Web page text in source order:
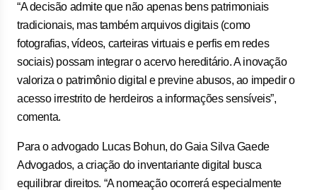
“A decisão admite que não apenas bens patrimoniais
tradicionais, mas também arquivos digitais (como
fotografias, vídeos, carteiras virtuais e perfis em redes
sociais) possam integrar o acervo hereditário. A inovação
valoriza o patrimônio digital e previne abusos, ao impedir o
acesso irrestrito de herdeiros a informações sensíveis”,
comenta.
Para o advogado Lucas Bohun, do Gaia Silva Gaede
Advogados, a criação do inventariante digital busca
equilibrar direitos. “A nomeação ocorrerá especialmente